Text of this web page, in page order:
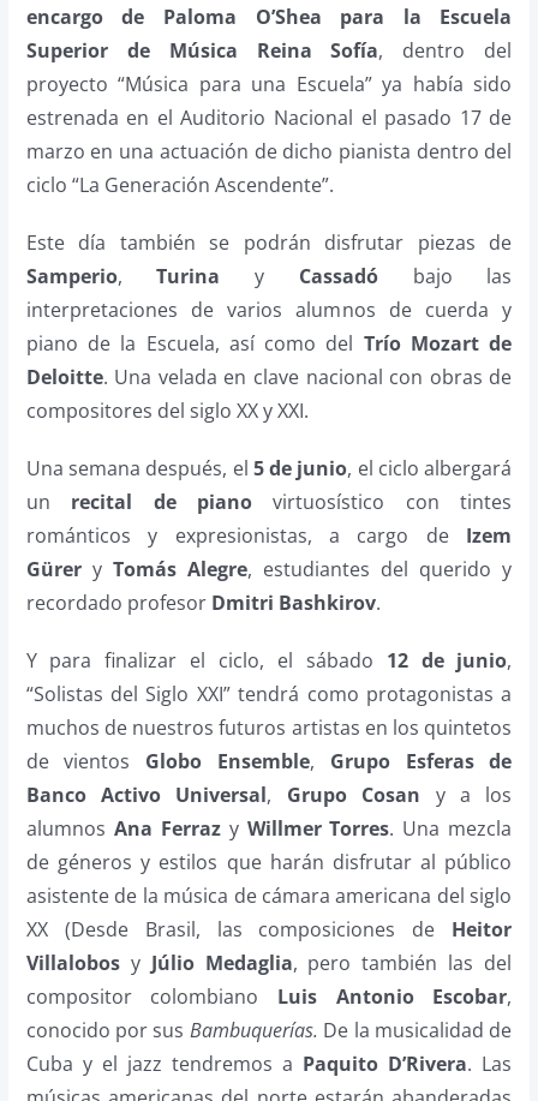
encargo de Paloma O’Shea para la Escuela
Superior de Música Reina Sofía, dentro del
proyecto “Música para una Escuela” ya había sido
estrenada en el Auditorio Nacional el pasado 17 de
marzo en una actuación de dicho pianista dentro del
ciclo “La Generación Ascendente”.
Este día también se podrán disfrutar piezas de
Samperio,Turina y Cassadóbajo las
interpretaciones de varios alumnos de cuerda y
piano de la Escuela, así como del Trío Mozart de
Deloitte. Una velada en clave nacional con obras de
compositores del siglo XX y XXI.
Una semana después, el 5 de junio, el ciclo albergará
un recital de pianovirtuosístico con tintes
románticos y expresionistas, a cargo de Izem
Gürery Tomás Alegre, estudiantes del querido y
recordado profesor Dmitri Bashkirov.
Y para finalizar el ciclo, el sábado 12 dejunio,
“Solistas del Siglo XXI” tendrá como protagonistas a
muchos de nuestros futuros artistas en los quintetos
de vientos Globo Ensemble, Grupo Esferas de
Banco Activo Universal, Grupo Cosan y a los
alumnos Ana Ferrazy Willmer Torres. Una mezcla
de géneros y estilos que harán disfrutar al público
asistente de la música de cámara americana del siglo
XX (Desde Brasil, las composiciones de Heitor
Villalobosy Júlio Medaglia, pero también las del
compositor colombiano Luis Antonio Escobar,
conocido por sus Bambuquerías. De la musicalidad de
Cuba y el jazz tendremos a Paquito D’Rivera. Las